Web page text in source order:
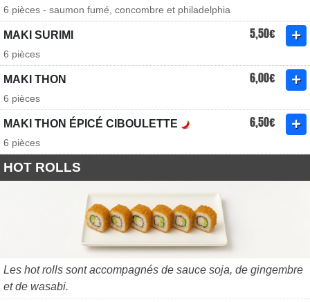
6 pièces - saumon fumé, concombre et philadelphia
MAKI SURIMI 5,50€
6 pièces
MAKI THON 6,00€
6 pièces
MAKI THON ÉPICÉ CIBOULETTE 6,50€
6 pièces
HOT ROLLS
Les hot rolls sont accompagnés de sauce soja, de gingembre
et de wasabi.